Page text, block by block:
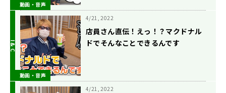
動画・音声
動画・音声
4/21, 2022
店員さん直伝！えっ！？マクドナル
ドでそんなことできるんです
4/21, 2022